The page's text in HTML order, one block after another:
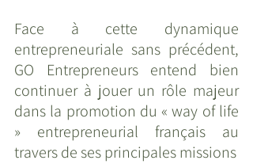
Face à cette dynamique
entrepreneuriale sans précédent,
GO Entrepreneurs entend bien
continuer à jouer un rôle majeur
dans la promotion du « way of life
» entrepreneurial français au
travers de ses principales missions